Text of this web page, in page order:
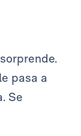
pasa a
Se